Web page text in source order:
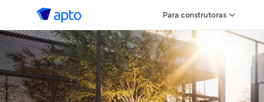
Para construtoras
Geração de Leads
Geração de Visitas